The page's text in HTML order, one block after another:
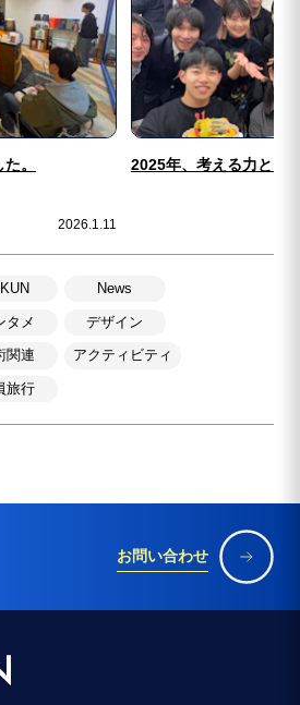
News
タメ デザイン
関連 アクティビティ
旅行
。
2026.1.11
2025年、考える力と向
お問い合わせ